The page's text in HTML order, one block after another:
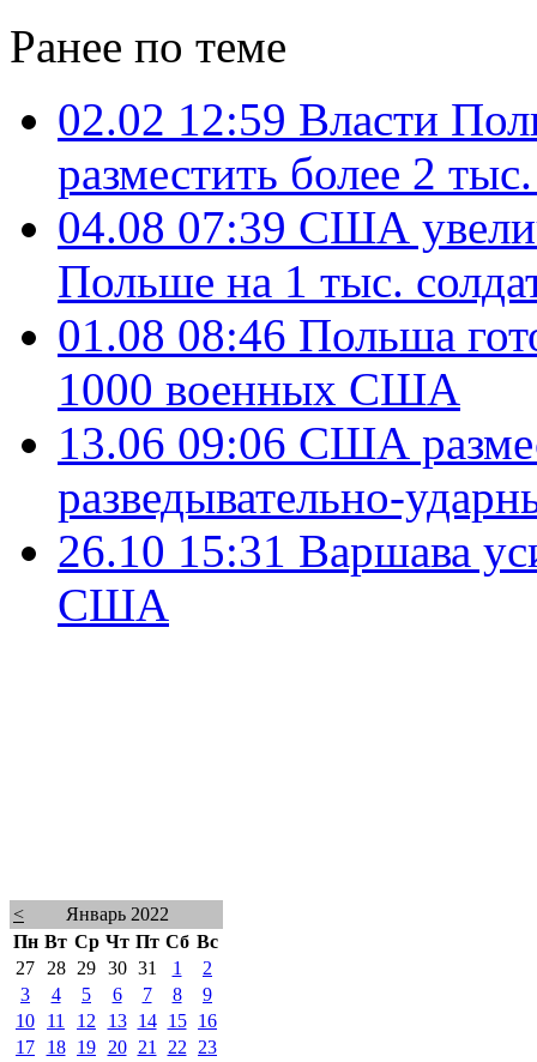
Ранее по теме
02.02 12:59 Власти
разместить более 2
04.08 07:39 США
Польше на 1 тыс.
01.08 08:46 Польша
1000 военных США
13.06 09:06 США
разведывательно-
26.10 15:31 Варшава
США
<
Январь 2022
Пн Вт Ср Чт Пт Сб Вс
27
28 29 30 31 1
2
3
4 5 6 7 8
9
10
11 12 13 14 15
16
17
18 19 20 21 22 23